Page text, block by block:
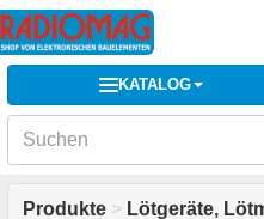
KATALOG
Produkte > Lötgeräte,